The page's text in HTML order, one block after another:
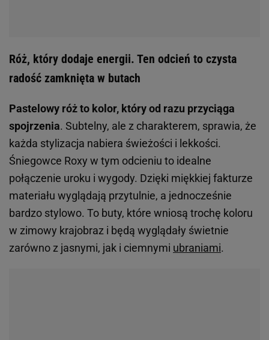
Róż, który dodaje energii. Ten odcień to czysta
radość zamknięta w butach
Pastelowy róż to kolor, który od razu przyciąga
spojrzenia. Subtelny, ale z charakterem, sprawia, że
każda stylizacja nabiera świeżości i lekkości.
Śniegowce Roxy w tym odcieniu to idealne
połączenie uroku i wygody. Dzięki miękkiej fakturze
materiału wyglądają przytulnie, a jednocześnie
bardzo stylowo. To buty, które wniosą trochę koloru
w zimowy krajobraz i będą wyglądały świetnie
zarówno z jasnymi, jak i ciemnymi ubraniami.